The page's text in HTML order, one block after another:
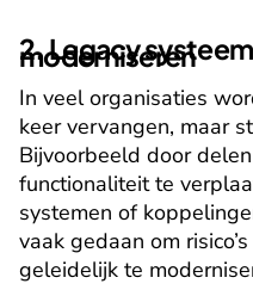
2. Legacy
moderniseren
In veel organisaties
keer vervangen, maar
Bijvoorbeeld door
functionaliteit te
systemen of
vaak gedaan om
geleidelijk te